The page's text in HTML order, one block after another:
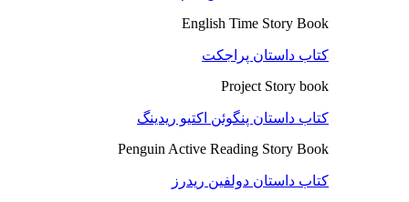
English Time Story Book
کتاب داستان پراجکت
Project Story book
کتاب داستان پنگوئن اکتیو ریدینگ
Penguin Active Reading Story Book
کتاب داستان دولفین ریدرز